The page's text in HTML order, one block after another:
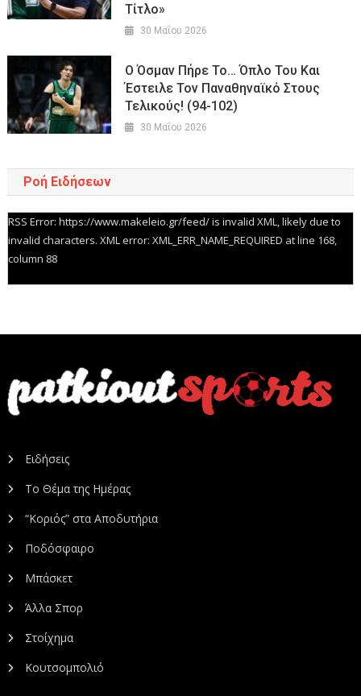
Τίτλο»
30 Μαΐου 2026
Ο Όσμαν Πήρε Το… Όπλο Του Και
Έστειλε Τον Παναθηναϊκό Στους
Τελικούς! (94-102)
30 Μαΐου 2026
Ροή Ειδήσεων
RSS Error: https://www.makeleio.gr/feed/ is invalid XML, likely due to
invalid characters. XML error: XML_ERR_NAME_REQUIRED at line 168,
column 88
Ειδήσεις
Το Θέμα της Ημέρας
“Κοριός” στα Αποδυτήρια
Ποδόσφαιρο
Μπάσκετ
Άλλα Σπορ
Στοίχημα
Κουτσομπολιό